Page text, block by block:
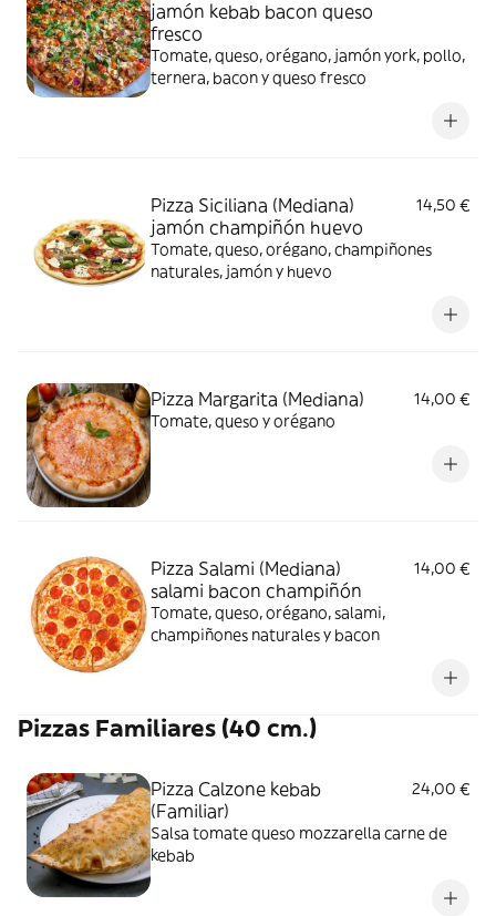
jamón kebab bacon queso
fresco
Tomate, queso, orégano, jamón york, pollo,
ternera, bacon y queso fresco
Pizza Siciliana (Mediana)
jamón champiñón huevo
14,50 €
Tomate, queso, orégano, champiñones
naturales, jamón y huevo
Pizza Margarita (Mediana)
14,00 €
Tomate, queso y orégano
Pizza Salami (Mediana)
salami bacon champiñón
14,00 €
Tomate, queso, orégano, salami,
champiñones naturales y bacon
Pizzas Familiares (40 cm.)
Pizza Calzone kebab
(Familiar)
24,00 €
Salsa tomate queso mozzarella carne de
kebab